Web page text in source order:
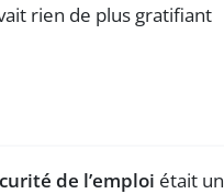
rien de plus gratifiant
de l’emploi était un